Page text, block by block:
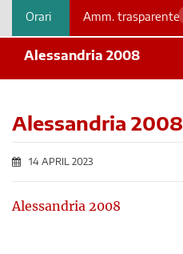
Orari Amm. trasparente
Alessandria 2008
Alessandria 2008
14 APRIL 2023
Alessandria 2008